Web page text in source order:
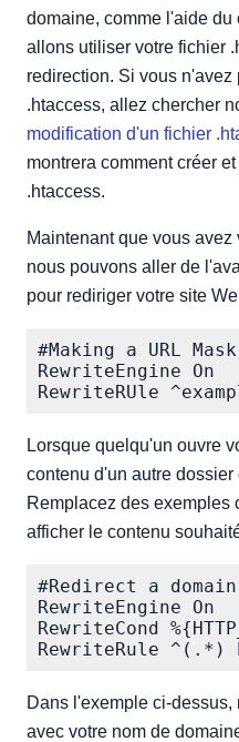
domaine, comme l'aide
allons utiliser votre fichier
redirection. Si vous
.htaccess, allez chercher
modification d'un fichier
montrera comment créer
.htaccess.
Maintenant que vous
nous pouvons aller de
pour rediriger votre site
#Making a URL
RewriteEngine On
Lorsque quelqu'un ouvre
contenu d'un autre
Remplacez des exemples
afficher le contenu
#Redirect a
RewriteEngine On
RewriteCond
Dans l'exemple ci-
avec votre nom de